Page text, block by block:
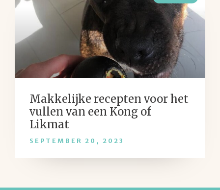
Makkelijke recepten voor het
vullen van een Kong of
Likmat
SEPTEMBER 20, 2023